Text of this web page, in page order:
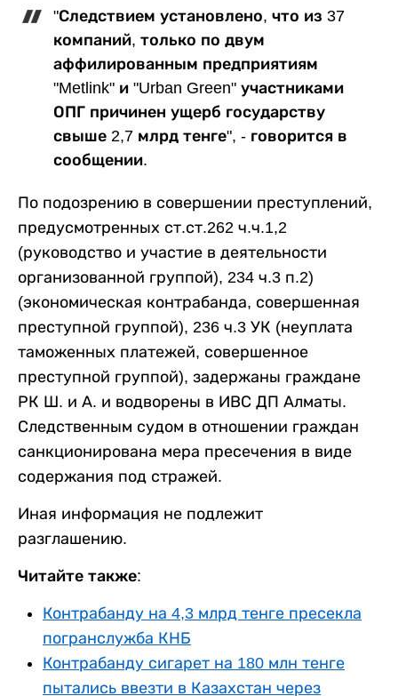
"Следствием установлено, что из 37
компаний, только по двум
аффилированным предприятиям
"Metlink" и "Urban Green" участниками
ОПГ причинен ущерб государству
свыше 2,7 млрд тенге", - говорится в
сообщении.
По подозрению в совершении преступлений,
предусмотренных ст.ст.262 ч.ч.1,2
(руководство и участие в деятельности
организованной группой), 234 ч.3 п.2)
(экономическая контрабанда, совершенная
преступной группой), 236 ч.3 УК (неуплата
таможенных платежей, совершенное
преступной группой), задержаны граждане
РК Ш. и А. и водворены в ИВС ДП Алматы.
Следственным судом в отношении граждан
санкционирована мера пресечения в виде
содержания под стражей.
Иная информация не подлежит
разглашению.
Читайте также:
Контрабанду на 4,3 млрд тенге пресекла
погранслужба КНБ
Контрабанду сигарет на 180 млн тенге
пытались ввезти в Казахстан через